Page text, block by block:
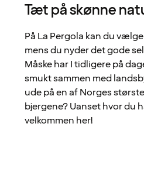
Tæt på skønne
På La Pergola kan du
mens du nyder det gode
Måske har I tidligere på
smukt sammen med
ude på en af Norges
bjergene? Uanset hvor du
velkommen her!